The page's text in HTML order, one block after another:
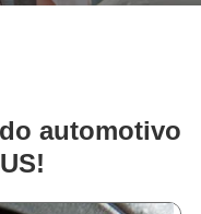
automotivo